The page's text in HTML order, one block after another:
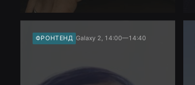
ФРОНТЕНД Galaxy 2, 14:00—14:40